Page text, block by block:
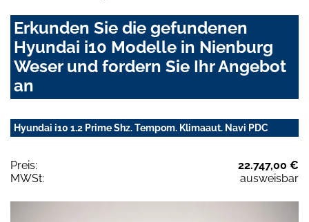
Erkunden Sie die gefundenen
Hyundai i10 Modelle in Nienburg
Weser und fordern Sie Ihr Angebot
an
Hyundai i10 1.2 Prime Shz. Tempom. Klimaaut. Navi PDC
Preis:
22.747,00 €
MWSt:
ausweisbar